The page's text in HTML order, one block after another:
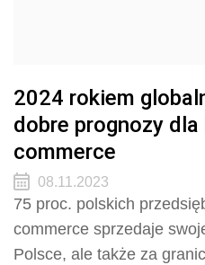
2024 rokiem
dobre prognozy dla
commerce
08.11.2023
75 proc. polskich
commerce sprzedaje
Polsce, ale także za